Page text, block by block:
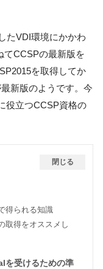
たVDI環境にかかわ
てCCSPの最新版を
を取得してか
新版のようです。今
役立つCCSP資格の
閉じる
得られる知識
取得をオススメし
受けるための準